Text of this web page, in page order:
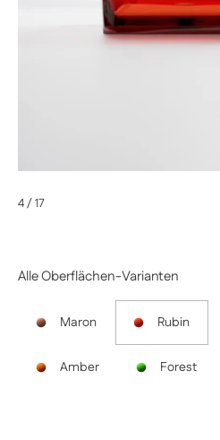
Alle Oberflächen-Varianten
Maron Rubin
Amber Forest
4/ 17